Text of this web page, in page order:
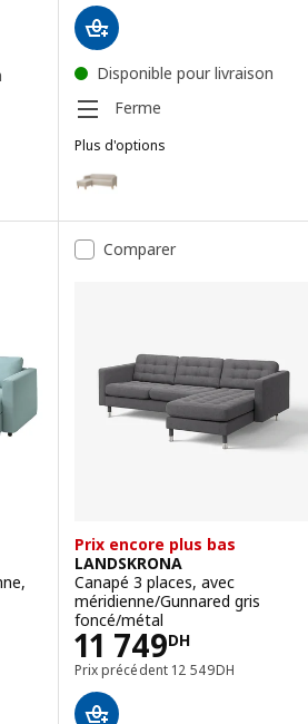
4 places, avec méridienne/Kelinge
4 places, avec méridienne/Viarp
4 places + méridienne, Tonerud gris
4 places + méridienne, Fridtuna gris
4 places, avec méridienne/Kelinge
4 places, avec méridienne/Kelinge
Disponible pour livraison
Ferme
Plus d'options
Option : LINANÄS, Canapé 3
Comparer
Prix encore plus bas
LANDSKRONA
Canapé 3 places, avec
méridienne/Gunnared gris
foncé/métal
11 749DH
Prix 11749DH
Prix précédent 12 549DH
Prix précédent